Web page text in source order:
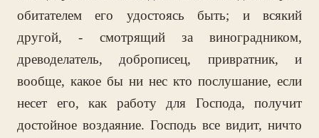
обитателем его удостоясь быть; и всякий
другой, - смотрящий за виноградником,
древоделатель, доброписец, привратник, и
вообще, какое бы ни нес кто послушание, если
несет его, как работу для Господа, получит
достойное воздаяние. Господь все видит, ничто